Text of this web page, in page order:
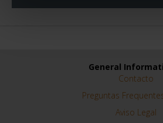
General
Contacto
Preguntas
Aviso Legal